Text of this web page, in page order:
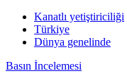
Kanatlı yetiştiriciliği
Türkiye
Dünya genelinde
Basın İncelemesi